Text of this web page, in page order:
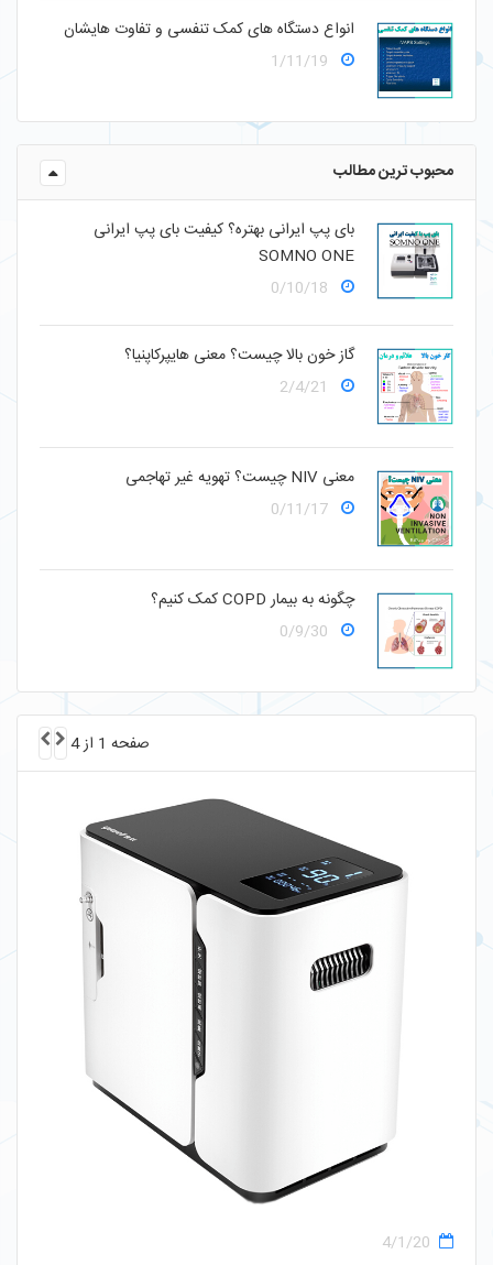
انواع دستگاه های کمک تنفسی و تفاوت هایشان
محبوب ترین مطالب
بای پپ ایرانی بهتره؟ کیفیت بای پپ ایرانی
SOMNO ONE
گاز خون بالا چیست؟ معنی هایپرکاپنیا؟
معنی NIV چیست؟ تهویه غیر تهاجمی
چگونه به بیمار COPD کمک کنیم؟
صفحه 1 از 4
4/1/20